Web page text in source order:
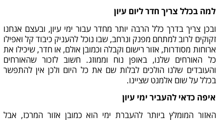
למה בכלל צריך חדר ליום עיון
ובכן צריך בדרך כלל הרבה יותר מחדר עבור ימי עיון, ובעצם אנחנו
זקוקים לרוב למתחם מפנק ונרחב, שבו נוכל להעניק כיבוד קל ואפילו
ארוחות מסודרות, אזור רישום וקבלה וכמובן אולם, או חדר, שיכילו את
כל האורחים שלנו, באופן נוח וממוזג. חשוב לזכור שהאורחים
והעובדים שלנו הולכים לבלות שם את כל היום ולכן אין להתפשר
בכלל על שום אלמנט שציינו.
איפה כדאי להעביר ימי עיון
האזור המומלץ ביותר להעברת ימי הוא כמובן אזור המרכז, אבל